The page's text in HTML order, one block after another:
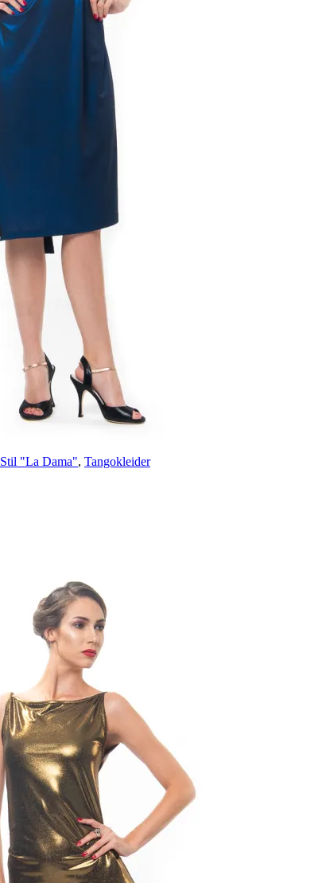
Stil "La Dama", Tangokleider